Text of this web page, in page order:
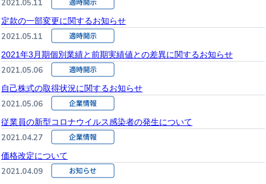
2021.05.11
定款の一部変更に関するお知らせ
2021.05.11
2021年3月期個別業績と前期実績値との差異に関するお知らせ
2021.05.06
自己株式の取得状況に関するお知らせ
2021.05.06
従業員の新型コロナウイルス感染者の発生について
2021.04.27
価格改定について
2021.04.09